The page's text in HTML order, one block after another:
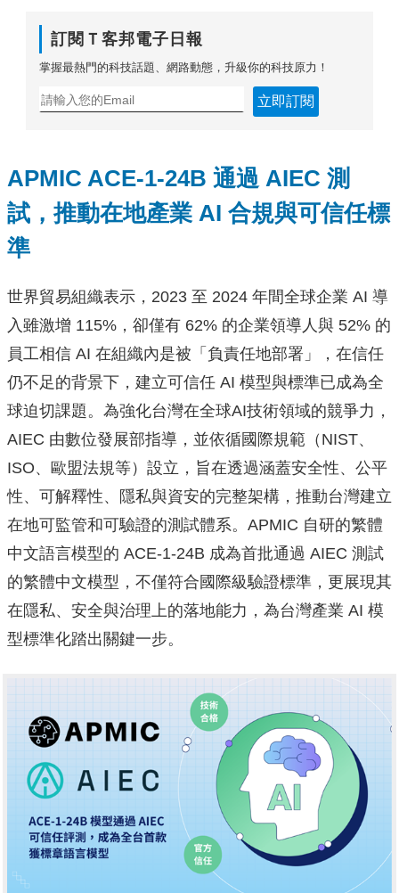
訂閱Ｔ客邦電子日報
掌握最熱門的科技話題、網路動態，升級你的科技原力！
立即訂閱
APMIC ACE-1-24B 通過 AIEC 測
試，推動在地產業 AI 合規與可信任標
準
世界貿易組織表示，2023 至 2024 年間全球企業 AI 導
入雖激增 115%，卻僅有 62% 的企業領導人與 52% 的
員工相信 AI 在組織內是被「負責任地部署」，在信任
仍不足的背景下，建立可信任 AI 模型與標準已成為全
球迫切課題。為強化台灣在全球AI技術領域的競爭力，
AIEC 由數位發展部指導，並依循國際規範（NIST、
ISO、歐盟法規等）設立，旨在透過涵蓋安全性、公平
性、可解釋性、隱私與資安的完整架構，推動台灣建立
在地可監管和可驗證的測試體系。APMIC 自研的繁體
中文語言模型的 ACE-1-24B 成為首批通過 AIEC 測試
的繁體中文模型，不僅符合國際級驗證標準，更展現其
在隱私、安全與治理上的落地能力，為台灣產業 AI 模
型標準化踏出關鍵一步。